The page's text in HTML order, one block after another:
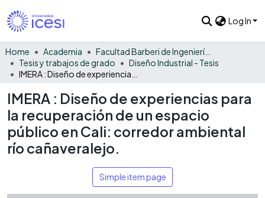
Log In
Home Academia
Facultad Barberi de Ingeniería, Diseño y Ciencias Aplicadas
Tesis y trabajos de grado
Diseño Industrial - Tesis
IMERA : Diseño de experiencias para
la recuperación de un espacio
público en Cali: corredor ambiental
río cañaveralejo.
Simple item page